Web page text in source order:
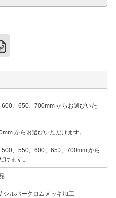
、650、700mm からお選びいた
からお選びいただけます。
、550、600、650、700mm から
けます。
シルバークロムメッキ加工